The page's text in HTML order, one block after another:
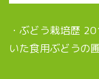
・ぶどう栽培歴
いた食用ぶどうの